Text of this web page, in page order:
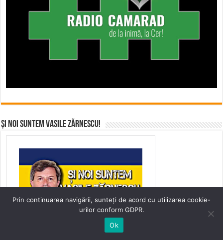
Și noi suntem Vasile Zărnescu!
Prin continuarea navigării, sunteți de acord cu utilizarea cookie-
urilor conform GDPR.
Ok